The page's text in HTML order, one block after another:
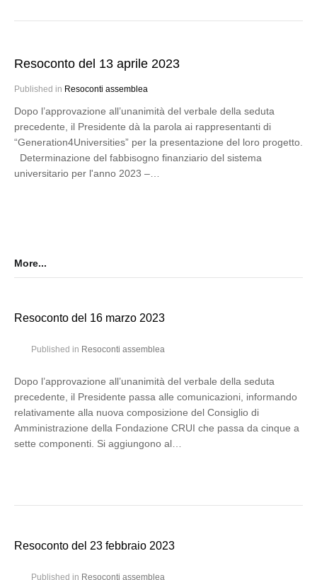
Resoconto del 13 aprile 2023
Published in Resoconti assemblea
Dopo l’approvazione all’unanimità del verbale della seduta
precedente, il Presidente dà la parola ai rappresentanti di
“Generation4Universities” per la presentazione del loro progetto.
Determinazione del fabbisogno finanziario del sistema
universitario per l'anno 2023 –…
More...
Resoconto del 16 marzo 2023
Published in Resoconti assemblea
Dopo l’approvazione all’unanimità del verbale della seduta
precedente, il Presidente passa alle comunicazioni, informando
relativamente alla nuova composizione del Consiglio di
Amministrazione della Fondazione CRUI che passa da cinque a
sette componenti. Si aggiungono al…
Resoconto del 23 febbraio 2023
Published in Resoconti assemblea